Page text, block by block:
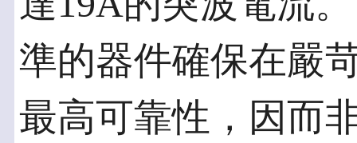
準的器件確保在嚴
最高可靠性，因而